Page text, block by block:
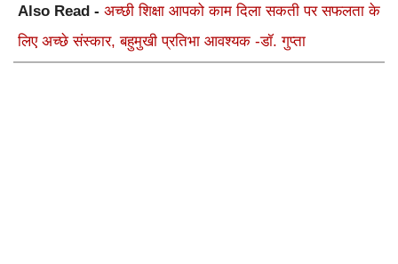
Also Read - अच्छी शिक्षा आपको काम दिला सकती पर सफलता के
लिए अच्छे संस्कार, बहुमुखी प्रतिभा आवश्यक -डॉ. गुप्ता